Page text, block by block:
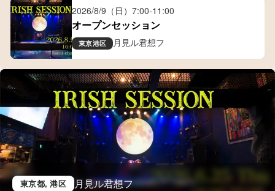
2026/8/9（日） 7:00-11:00
オープンセッション
東京港区 月見ル君想フ
東京都, 港区 月見ル君想フ